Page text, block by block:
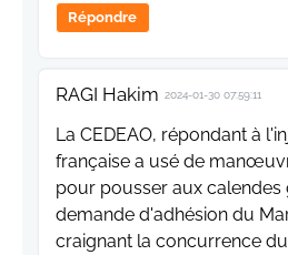
Répondre
RAGI Hakim 2024-01-30 07:59:11
La CEDEAO, répondant à
française a usé de
pour pousser aux calendes
demande d'adhésion du
craignant la concurrence